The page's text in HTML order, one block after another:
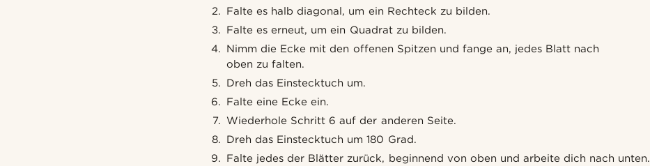
Falte es halb diagonal, um ein Rechteck zu bilden.
Falte es erneut, um ein Quadrat zu bilden.
Nimm die Ecke mit den offenen Spitzen und fange an, jedes Blatt nach
oben zu falten.
Dreh das Einstecktuch um.
Falte eine Ecke ein.
Wiederhole Schritt 6 auf der anderen Seite.
Dreh das Einstecktuch um 180 Grad.
Falte jedes der Blätter zurück, beginnend von oben und arbeite dich nach unten.